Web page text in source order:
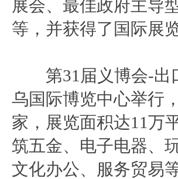
展会、最佳政府主导
等，并获得了国际
第31届义博会-出口
乌国际博览中心举行
家，展览面积达11万
筑五金、电子电器、
文化办公、服务贸易